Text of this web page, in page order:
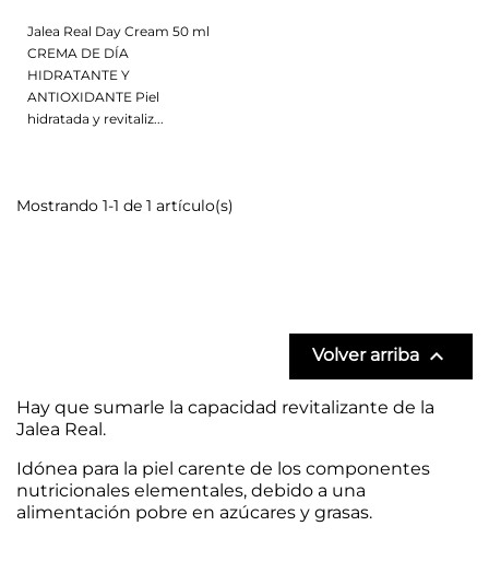
Jalea Real Day Cream 50 ml
CREMA DE DÍA
HIDRATANTE Y
ANTIOXIDANTE Piel
hidratada y revitaliz...
Mostrando 1-1 de 1 artículo(s)
Volver arriba 
Hay que sumarle la capacidad revitalizante de la
Jalea Real.
Idónea para la piel carente de los componentes
nutricionales elementales, debido a una
alimentación pobre en azúcares y grasas.